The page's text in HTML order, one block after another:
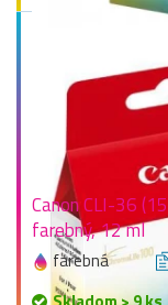
Canon CLI-36
farebný, 12 ml
farebná